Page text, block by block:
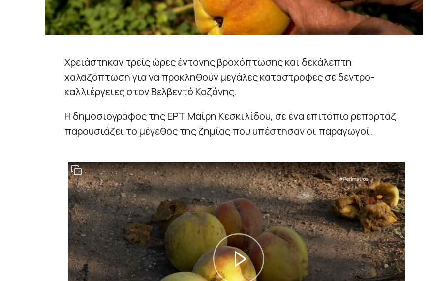
Χρειάστηκαν τρείς ώρες έντονης βροχόπτωσης και δεκάλεπτη
χαλαζόπτωση για να προκληθούν μεγάλες καταστροφές σε δεντρο-
καλλιέργειες στον Βελβεντό Κοζάνης.
Η δημοσιογράφος της ΕΡΤ Μαίρη Κεσκιλίδου, σε ένα επιτόπιο ρεπορτάζ
παρουσιάζει το μέγεθος της ζημίας που υπέστησαν οι παραγωγοί.